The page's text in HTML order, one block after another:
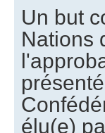
Un but
Nations
élu(e)